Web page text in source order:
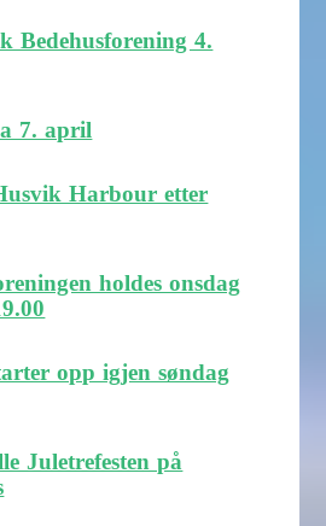
Bedehusforening 4.
7. april
Harbour etter
holdes onsdag
opp igjen søndag
Juletrefesten på